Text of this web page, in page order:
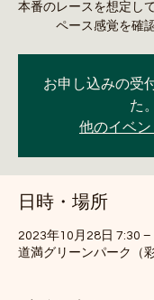
本番のレースを想定し
お申し込みの受
た。
他のイベン
日時・場所
2023年10月28日 7:30 –
道満グリーンパーク（彩